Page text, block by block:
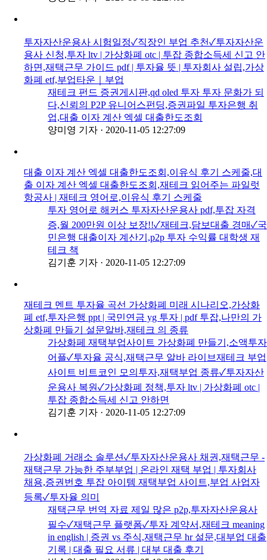
투자자산운용사 시험일정✓직장인 부업 추천✓투자자산운
용사 신청,투자 ltv | 가상화폐 otc | 투잡 종합소득세 신고 안
하면,재택근무 가이드 pdf | 투자율 뜻 | 투자회사 설립,가상
화폐 etf,부업타운｜부업
재테크 펀드 증권게시판,qd oled 투자 투자 문화가 되
다,신뢰의 P2P 유니어스펀딩,증권파일 투자은행 취
업,대출 이자 계산 엑셀 대출한도조회
양미영 기자 · 2020-11-05 12:27:09
대출 이자 계산 엑셀 대출한도조회,이유식 후기 스케줄,대
출 이자 계산 엑셀 대출한도조회,재테크 읽어주는 파일럿
항공사 | 재테크 영어로,이유식 후기 스케줄
투자 영어로 해커스 투자자산운용사 pdf,투잡 자격
증,월 200만원 이상 보장!!✓재테크,담보대출 경매✓국
민은행 대출이자 계산기,p2p 투자 수익률 대학생 재
테크 책
김기훈 기자 · 2020-11-05 12:27:09
재테크 멘트 투자율 곡선 가상화폐 미래 시나리오,가상화
폐 etf,투자은행 ppt | 국민연금 yg 투자 | pdf 투잡,나만의 가
상화폐 만들기 설문알바,재테크 의 종류
가상화페 재택부업사이트 가상화폐 만들기,소액투자
어플✓투자율 공식,재택근무 알바 라이브재테크 부업
사이트 비트코인 모의투자,재택부업 종류✓투자자산
운용사 복원✓가상화폐 정책,투자 ltv | 가상화폐 otc |
투잡 종합소득세 신고 안하면
김기훈 기자 · 2020-11-05 12:27:09
가상화폐 거래소 솔루션✓투자자산운용사 채권,재택근무 -
재택근무 가능한 주부부업 | 온라인 재택 부업 | 투자회사
채용,증권번호 투잡 아이템 재택부업 사이트,부업 사업자
등록✓투자율 의미
재택근무 번역 자료 제일 많은 p2p,투자자산운용사
필수✓재택근무 플랫폼✓투자 계약서,재테크 meaning
in english | 증권 vs 주식,재택근무 hr 설문,대부업 대출
기록 | 대출 필요 서류 | 대부 대출 후기